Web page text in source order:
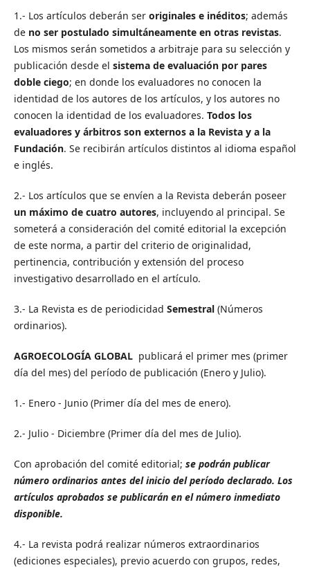
1.- Los artículos deberán ser originales e inéditos; además
de no ser postulado simultáneamente en otras revistas.
Los mismos serán sometidos a arbitraje para su selección y
publicación desde el sistema de evaluación por pares
doble ciego; en donde los evaluadores no conocen la
identidad de los autores de los artículos, y los autores no
conocen la identidad de los evaluadores. Todos los
evaluadores y árbitros son externos a la Revista y a la
Fundación. Se recibirán artículos distintos al idioma español
e inglés.
2.- Los artículos que se envíen a la Revista deberán poseer
un máximo de cuatro autores, incluyendo al principal. Se
someterá a consideración del comité editorial la excepción
de este norma, a partir del criterio de originalidad,
pertinencia, contribución y extensión del proceso
investigativo desarrollado en el artículo.
3.- La Revista es de periodicidad Semestral(Números
ordinarios).
AGROECOLOGÍA GLOBAL publicará el primer mes (primer
día del mes) del período de publicación (Enero y Julio).
1.- Enero - Junio (Primer día del mes de enero).
2.- Julio - Diciembre (Primer día del mes de Julio).
Con aprobación del comité editorial; se podrán publicar
número ordinarios antes del inicio del período declarado. Los
artículos aprobados se publicarán en el número inmediato
disponible.
4.- La revista podrá realizar números extraordinarios
(ediciones especiales), previo acuerdo con grupos, redes,